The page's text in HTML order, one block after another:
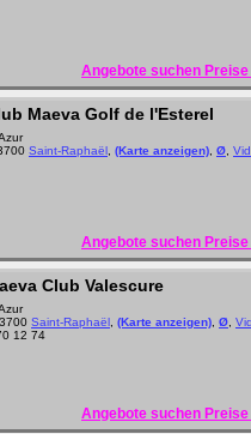
Angebote suchen
Maeva Golf de l'Esterel
Saint-Raphaël (Karte anzeigen) Ø
Angebote suchen
Club Valescure
Saint-Raphaël (Karte anzeigen) Ø
12 74
Angebote suchen